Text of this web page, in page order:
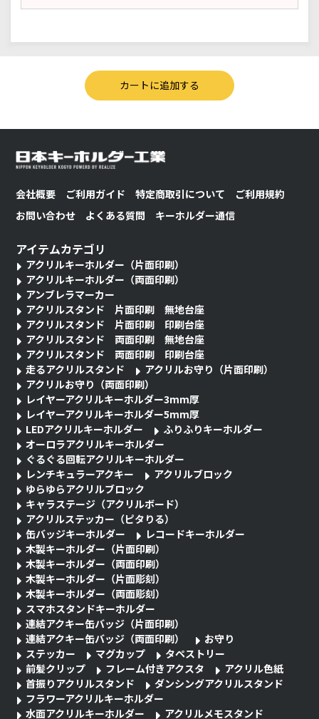
会社概要 ご利用ガイド 特定商取引について
ご利用規約
お問い合わせ
よくある質問 キーホルダー通信
アイテムカテゴリ
アクリルキーホルダー（片面印刷）
アクリルキーホルダー（両面印刷）
アンブレラマーカー
アクリルスタンド 片面印刷 無地台座
アクリルスタンド 片面印刷 印刷台座
アクリルスタンド 両面印刷 無地台座
アクリルスタンド 両面印刷 印刷台座
走るアクリルスタンド
アクリルお守り（片面印刷）
アクリルお守り（両面印刷）
レイヤーアクリルキーホルダー3mm厚
レイヤーアクリルキーホルダー5mm厚
LEDアクリルキーホルダー
ふりふりキーホルダー
オーロラアクリルキーホルダー
ぐるぐる回転アクリルキーホルダー
レンチキュラーアクキー
アクリルブロック
ゆらゆらアクリルブロック
キャラステージ（アクリルボード）
アクリルステッカー（ピタりる）
缶バッジキーホルダー
レコードキーホルダー
木製キーホルダー（片面印刷）
木製キーホルダー（両面印刷）
木製キーホルダー（片面彫刻）
木製キーホルダー（両面彫刻）
スマホスタンドキーホルダー
連結アクキー缶バッジ（片面印刷）
連結アクキー缶バッジ（両面印刷）
お守り
ステッカー
マグカップ
タペストリー
前髪クリップ
フレーム付きアクスタ
アクリル色紙
首振りアクリルスタンド
ダンシングアクリルスタンド
フラワーアクリルキーホルダー
水面アクリルキーホルダー
アクリルメモスタンド